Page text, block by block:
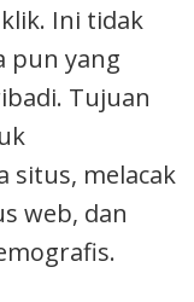
Ini tidak
pun yang
Tujuan
situs, melacak
web, dan